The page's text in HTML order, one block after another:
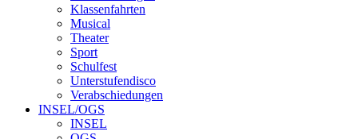
Klassenfahrten
Musical
Theater
Sport
Schulfest
Unterstufendisco
Verabschiedungen
INSEL/OGS
INSEL